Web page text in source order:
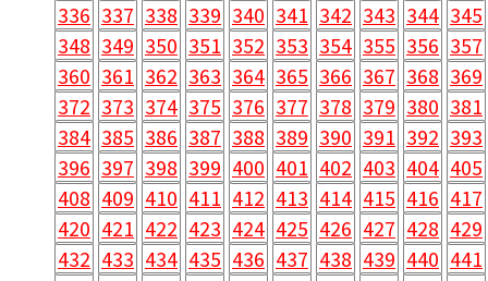
336 337 338 339 340 341 342 343 344 345
348 349 350 351 352 353 354 355 356 357
360 361 362 363 364 365 366 367 368 369
372 373 374 375 376 377 378 379 380 381
384 385 386 387 388 389 390 391 392 393
396 397 398 399 400 401 402 403 404 405
408 409 410 411 412 413 414 415 416 417
420 421 422 423 424 425 426 427 428 429
432 433 434 435 436 437 438 439 440 441